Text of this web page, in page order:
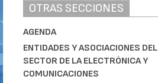
OTRAS SECCIONES
AGENDA
ENTIDADES Y ASOCIACIONES DEL
SECTOR DE LA ELECTRÓNICA Y
COMUNICACIONES